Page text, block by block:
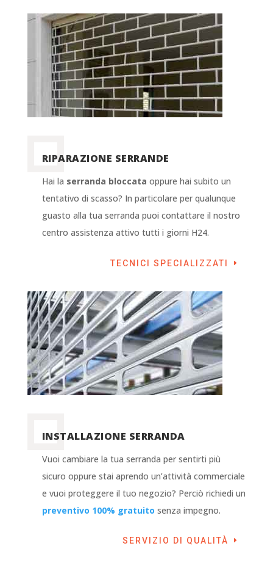
RIPARAZIONE SERRANDE
Hai la serranda bloccata oppure hai subito un
tentativo di scasso? In particolare per qualunque
guasto alla tua serranda puoi contattare il nostro
centro assistenza attivo tutti i giorni H24.
TECNICI SPECIALIZZATI
INSTALLAZIONE SERRANDA
Vuoi cambiare la tua serranda per sentirti più
sicuro oppure stai aprendo un’attività commerciale
e vuoi proteggere il tuo negozio? Perciò richiedi un
preventivo 100% gratuito senza impegno.
SERVIZIO DI QUALITÀ